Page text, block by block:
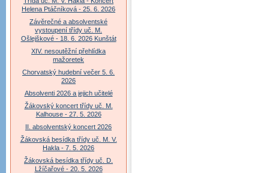
Helena Ptáčníková - 25. 6. 2026
Závěrečné a absolventské
vystoupení třídy uč. M.
Ošlejškové - 18. 6. 2026 Kunštát
XIV. nesoutěžní přehlídka
mažoretek
Chorvatský hudební večer 5. 6.
2026
Absolventi 2026 a jejich učitelé
Žákovský koncert třídy uč. M.
Kalhouse - 27. 5. 2026
II. absolventský koncert 2026
Žákovská besídka třídy uč. M. V.
Hakla - 7. 5. 2026
Žákovská besídka třídy uč. D.
Lžíčařové - 20. 5. 2026